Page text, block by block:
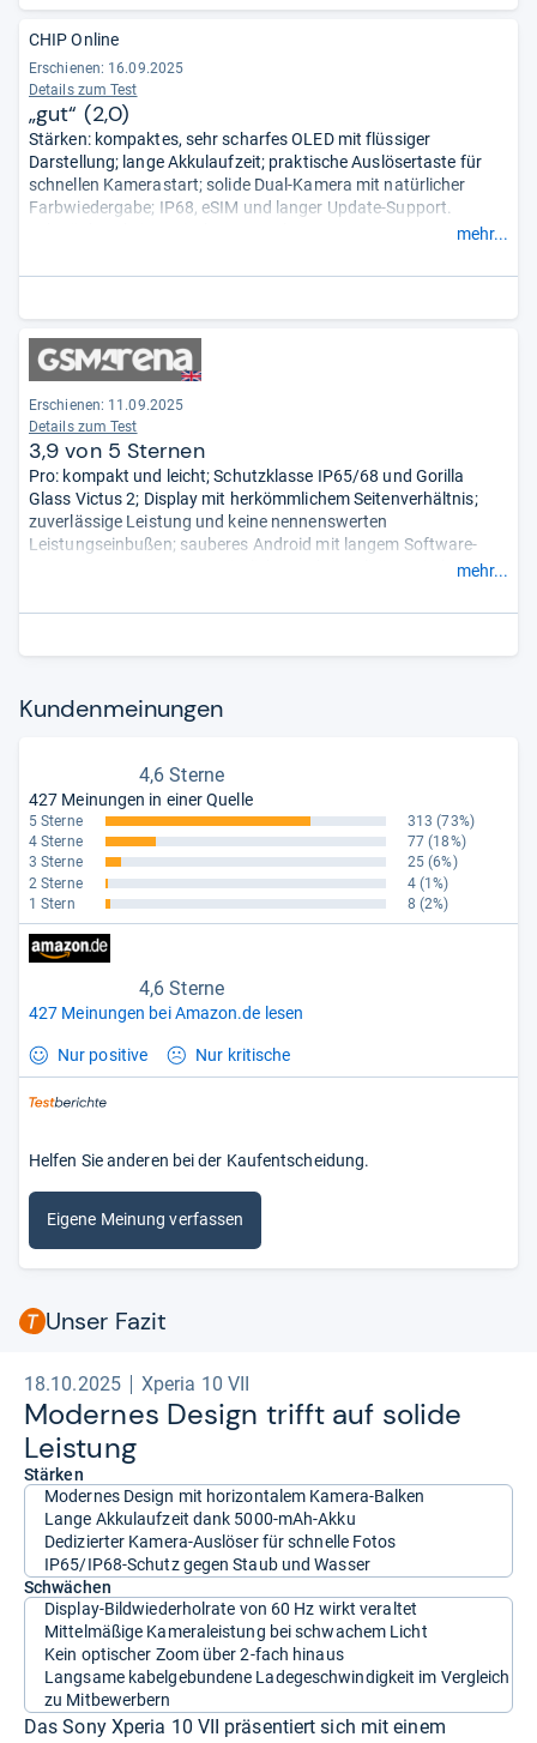
CHIP Online
Erschienen: 16.09.2025
Details zum Test
„gut“ (2,0)
Stärken: kompaktes, sehr scharfes OLED mit flüssiger
Darstellung; lange Akkulaufzeit; praktische Auslösertaste für
schnellen Kamerastart; solide Dual-Kamera mit natürlicher
Farbwiedergabe; IP68, eSIM und langer Update-Support.
wenig Licht sichtbares Bildrauschen.- Zusammengefasst durch
mehr...
Erschienen: 11.09.2025
Details zum Test
3,9 von 5 Sternen
Pro: kompakt und leicht; Schutzklasse IP65/68 und Gorilla
Glass Victus 2; Display mit herkömmlichem Seitenverhältnis;
zuverlässige Leistung und keine nennenswerten
Leistungseinbußen; sauberes Android mit langem Software-
Support; Kamerataste zusätzliche Funktionalität; weierhin eine
Stereolautsprecher.
Design; Lautsprecher klingen bei hoher Lautstärke blechern;
zufriedenestellend; die hohe Bildwiederholfrequenz ist schlecht
- Zusammengefasst durch unsere Redaktion.
mehr...
Kun­den­mei­nun­gen
4,6 Sterne
427 Meinungen in einer Quelle
5 Sterne 313 (73%)
4 Sterne
77 (18%)
3 Sterne
25 (6%)
2 Sterne
4 (1%)
1 Stern
8 (2%)
4,6 Sterne
427 Meinungen bei Amazon.de lesen
Nur positive Nur kritische
Helfen Sie anderen bei der Kaufentscheidung.
Eigene Meinung verfassen
Unser Fazit
18.10.2025 Xperia 10 VII
Moder­nes Design trifft auf solide
Leis­tung
Stärken
Modernes Design mit horizontalem Kamera-Balken
Lange Akkulaufzeit dank 5000-mAh-Akku
Dedizierter Kamera-Auslöser für schnelle Fotos
IP65/IP68-Schutz gegen Staub und Wasser
Schwächen
Display-Bildwiederholrate von 60 Hz wirkt veraltet
Mittelmäßige Kameraleistung bei schwachem Licht
Kein optischer Zoom über 2-fach hinaus
Langsame kabelgebundene Ladegeschwindigkeit im Vergleich
zu Mitbewerbern
Das Sony Xperia 10 VII präsentiert sich mit einem